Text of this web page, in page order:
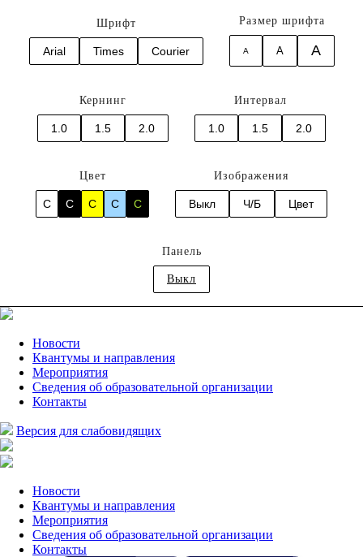
Шрифт
Arial Times Courier
Размер шрифта
A A A
Кернинг
1.0 1.5 2.0
Интервал
1.0 1.5 2.0
Цвет
C C C C C
Изображения
Выкл Ч/Б Цвет
Панель
Выкл
Новости
Квантумы и направления
Мероприятия
Сведения об образовательной организации
Контакты
Версия для слабовидящих
Новости
Квантумы и направления
Мероприятия
Сведения об образовательной организации
Контакты